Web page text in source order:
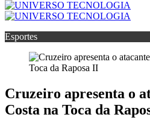
Esportes
Cruzeiro apresenta o
Costa na Toca da